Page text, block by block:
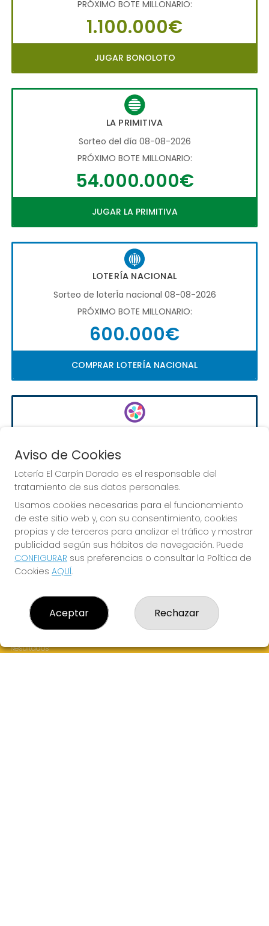
PRÓXIMO BOTE MILLONARIO:
1.100.000€
JUGAR BONOLOTO
LA PRIMITIVA
Sorteo del día 08-08-2026
PRÓXIMO BOTE MILLONARIO:
54.000.000€
JUGAR LA PRIMITIVA
LOTERÍA NACIONAL
Sorteo de loterÍa nacional 08-08-2026
PRÓXIMO BOTE MILLONARIO:
600.000€
COMPRAR LOTERÍA NACIONAL
Sorteo del día 10-08-2026
20.000€
JUGAR EURODREAMS
LOTERÍA EL CARPÍN DORADO
¿Quiénes somos?
Resultados
Aviso de Cookies
Lotería El Carpín Dorado es el responsable del
tratamiento de sus datos personales.
Usamos cookies necesarias para el funcionamiento
de este sitio web y, con su consentimiento, cookies
propias y de terceros para analizar el tráfico y mostrar
publicidad según sus hábitos de navegación. Puede
CONFIGURAR sus preferencias o consultar la Política de
Cookies AQUÍ.
Aceptar Rechazar